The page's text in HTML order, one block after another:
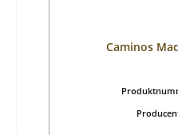
Caminos